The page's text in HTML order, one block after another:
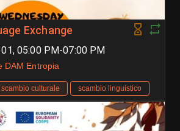
Exchange
05:00 PM-07:00 PM
DAM Entropia
scambio culturale scambio linguistico